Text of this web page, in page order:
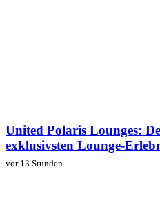
United Polaris Lounges:
exklusivsten Lounge-
vor 13 Stunden